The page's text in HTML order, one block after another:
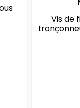
Vis de